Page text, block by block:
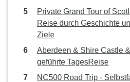
Private Grand Tour of
Reise durch Geschichte
Ziele
Aberdeen & Shire Castle
geführte TagesReise
NC500 Road Trip -